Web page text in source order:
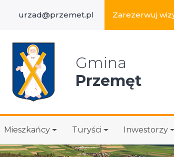
urzad@przemet.pl Zarezerwuj
Gmina
Przemęt
Mieszkańcy Turyści Inwestorzy
Wyszukaj w serwisie